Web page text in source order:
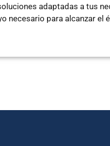
adaptadas a tus
necesario para alcanzar el